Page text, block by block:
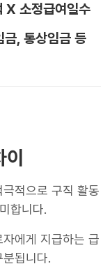
X 소정급여일수
, 통상임금 등
적으로 구직 활동
합니다.
에게 지급하는 급
됩니다.